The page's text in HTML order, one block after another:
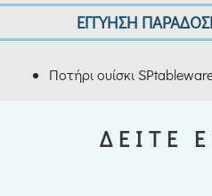
ΕΓΓΥΗΣΗ
Ποτήρι ουίσκι
ΔΕΙΤΕ